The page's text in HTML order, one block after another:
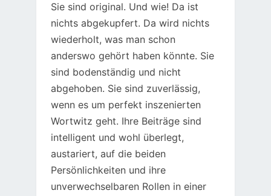
Sie sind original. Und wie! Da ist
nichts abgekupfert. Da wird nichts
wiederholt, was man schon
anderswo gehört haben könnte. Sie
sind bodenständig und nicht
abgehoben. Sie sind zuverlässig,
wenn es um perfekt inszenierten
Wortwitz geht. Ihre Beiträge sind
intelligent und wohl überlegt,
austariert, auf die beiden
Persönlichkeiten und ihre
unverwechselbaren Rollen in einer